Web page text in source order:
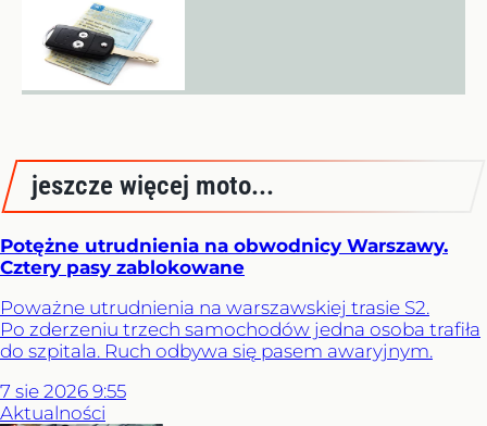
jeszcze więcej moto...
Potężne utrudnienia na obwodnicy Warszawy.
Cztery pasy zablokowane
Poważne utrudnienia na warszawskiej trasie S2.
Po zderzeniu trzech samochodów jedna osoba trafiła
do szpitala. Ruch odbywa się pasem awaryjnym.
7 sie 2026 9:55
Aktualności